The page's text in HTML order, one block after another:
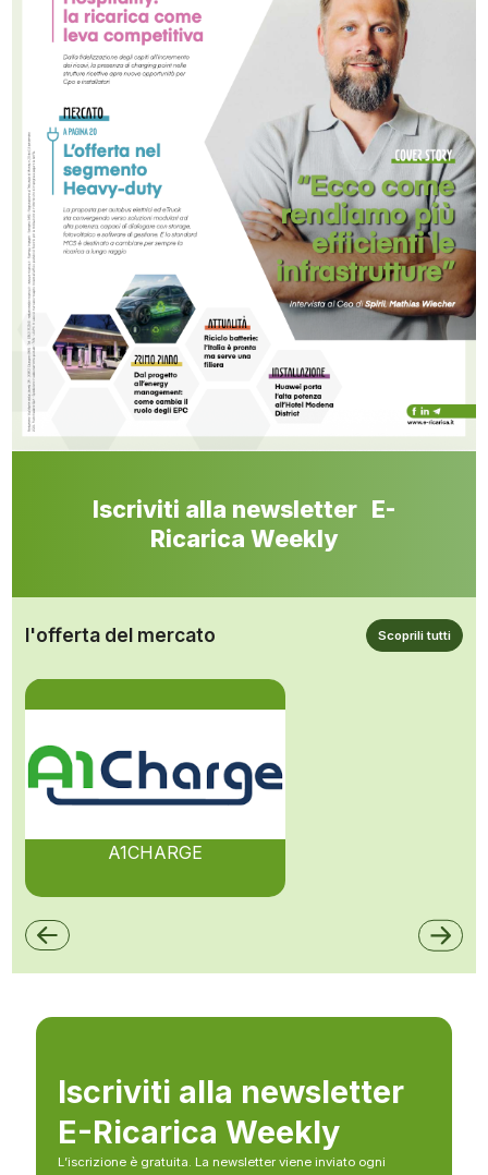
Iscriviti alla newsletter E-
Ricarica Weekly
l'offerta del mercato Scoprili tutti
A1CHARGE
Iscriviti alla newsletter
E-Ricarica Weekly
L’iscrizione è gratuita. La newsletter viene inviato ogni